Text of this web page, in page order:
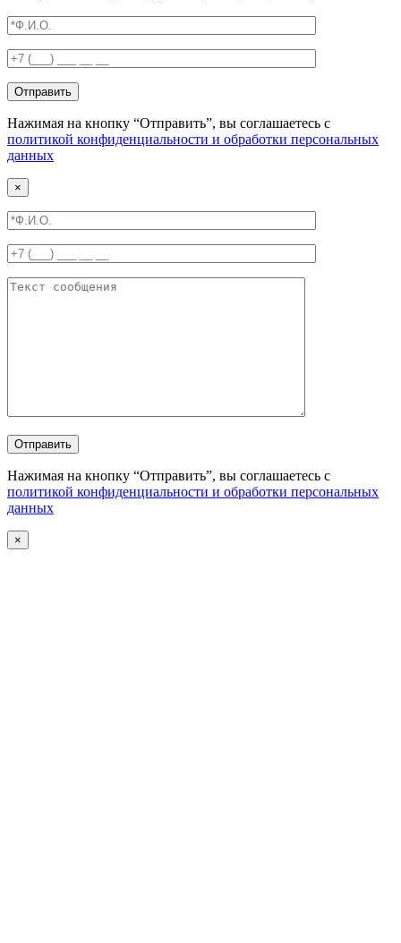
Отправить
Нажимая на кнопку “Отправить”, вы соглашаетесь с
политикой конфиденциальности и обработки персональных
данных
×
Отправить
Нажимая на кнопку “Отправить”, вы соглашаетесь с
политикой конфиденциальности и обработки персональных
данных
×